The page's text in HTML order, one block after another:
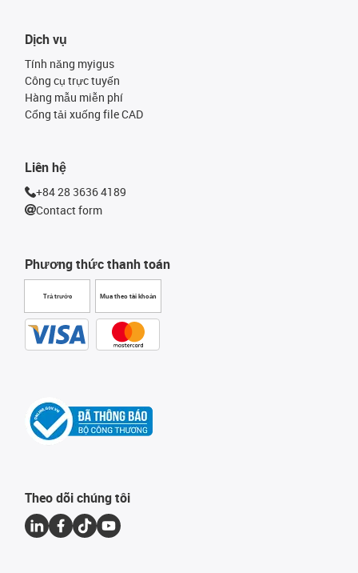
Phương thức thanh toán
Trả trước Mua theo tài khoản
Dịch vụ
Tính năng myigus
Công cụ trực tuyến
Hàng mẫu miễn phí
Cổng tải xuống file CAD
Liên hệ
+84 28 3636 4189
Contact form
Theo dõi chúng tôi